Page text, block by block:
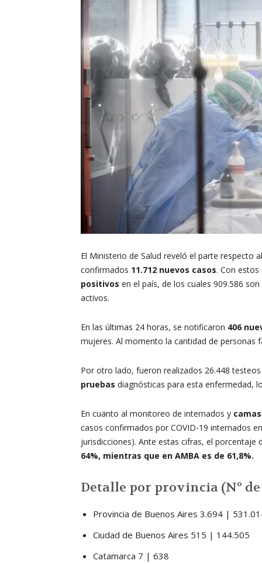
El Ministerio de Salud reveló el parte respecto
confirmados 11.712 nuevos casos. Con
positivos en el país, de los cuales 909.586
activos.
En las últimas 24 horas, se notificaron 406
mujeres. Al momento la cantidad de personas
Por otro lado, fueron realizados 26.448
pruebas diagnósticas para esta enfermedad,
En cuanto al monitoreo de internados y
casos confirmados por COVID-19 internados
jurisdicciones). Ante estas cifras, el
64%, mientras que en AMBA es de 61,8%.
Detalle por provincia (Nº
Provincia de Buenos Aires 3.694 |
Ciudad de Buenos Aires 515 | 144.505
Catamarca 7 | 638